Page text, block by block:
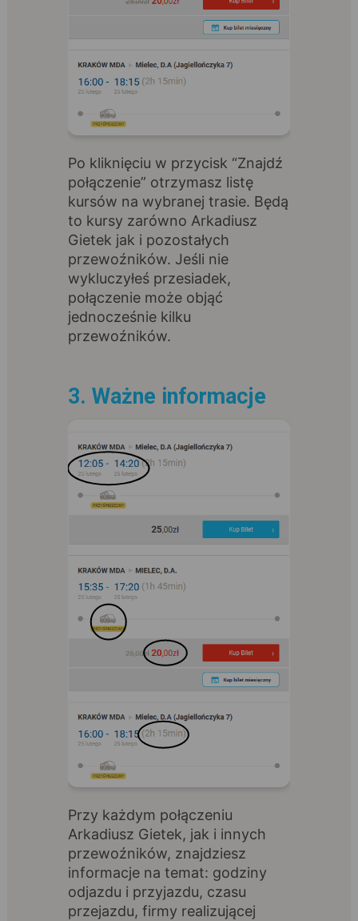
Po kliknięciu w przycisk “Znajdź
połączenie” otrzymasz listę
kursów na wybranej trasie. Będą
to kursy zarówno Arkadiusz
Gietek jak i pozostałych
przewoźników. Jeśli nie
wykluczyłeś przesiadek,
połączenie może objąć
jednocześnie kilku
przewoźników.
3. Ważne informacje
Przy każdym połączeniu
Arkadiusz Gietek, jak i innych
przewoźników, znajdziesz
informacje na temat: godziny
odjazdu i przyjazdu, czasu
przejazdu, firmy realizującej